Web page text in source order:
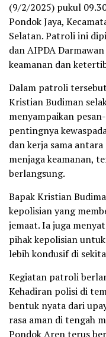
(9/2/2025) pukul
Pondok Jaya,
Selatan. Patroli ini
dan AIPDA
keamanan dan
Dalam patroli
Kristian Budiman
menyampaikan
pentingnya
dan kerja sama
menjaga keamanan,
berlangsung.
Bapak Kristian
kepolisian yang
jemaat. Ia juga
pihak kepolisian
lebih kondusif di
Kegiatan patroli
Kehadiran polisi di
bentuk nyata dari
rasa aman di tengah
Pondok Aren terus